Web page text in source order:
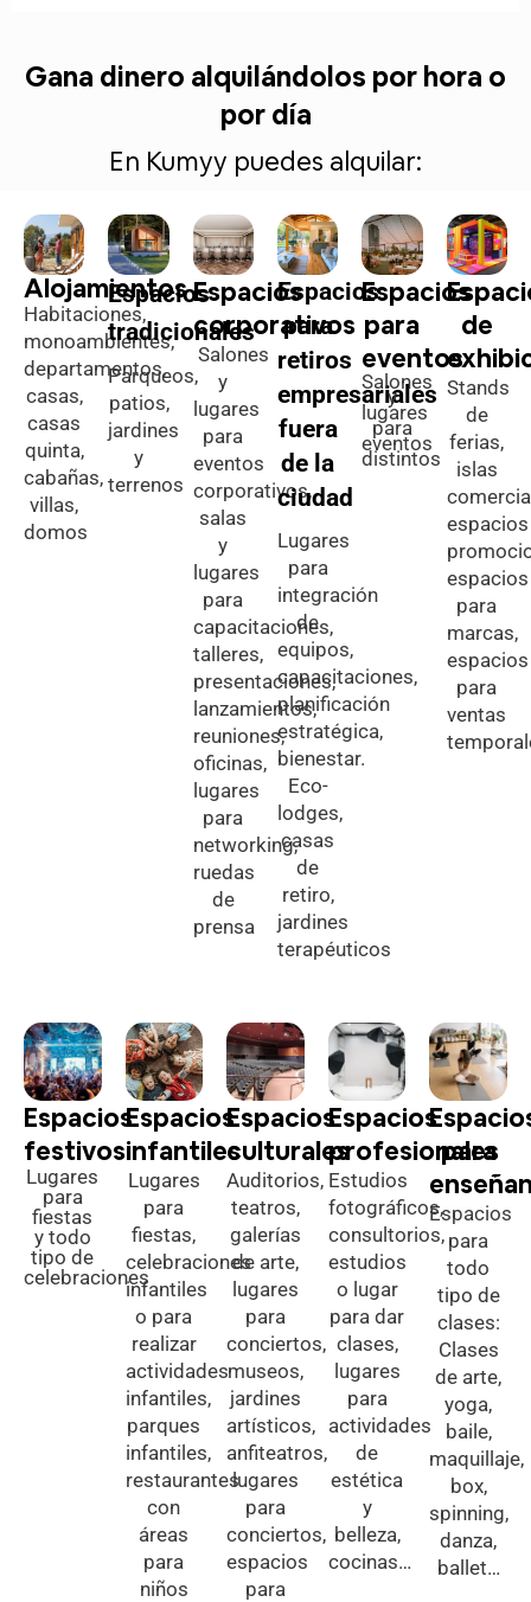
Gana dinero alquilándolos por hora o
por día
En Kumyy puedes alquilar:
Alojamientos
Habitaciones,
monoambientes,
departamentos,
casas,
casas
quinta,
cabañas,
villas,
domos
Espacios
tradicionales
Parqueos,
patios,
jardines
y
terrenos
Espacios
corporativos
Salones
y
lugares
para
eventos
corporativos,
salas
y
lugares
para
capacitaciones,
talleres,
presentaciones,
lanzamientos,
reuniones,
oficinas,
lugares
para
networking,
ruedas
de
prensa
Espacios
para
retiros
empresariales
fuera
de la
ciudad
Lugares
para
integración
de
equipos,
capacitaciones,
planificación
estratégica,
bienestar.
Eco-
lodges,
casas
de
retiro,
jardines
terapéuticos
Espacios
para
eventos
Salones
y
lugares
para
eventos
distintos
de
Stands
de
ferias,
islas
espacios
espacios
para
marcas,
espacios
para
ventas
Espacios
festivos
Lugares
para
fiestas
y todo
tipo de
celebraciones
Espacios
infantiles
Lugares
para
fiestas,
celebraciones
infantiles
o para
realizar
actividades
infantiles,
parques
infantiles,
restaurantes
con
áreas
para
niños
Espacios
culturales
Auditorios,
teatros,
galerías
de arte,
lugares
para
conciertos,
museos,
jardines
artísticos,
anfiteatros,
lugares
para
conciertos,
espacios
para
Espacios
profesionales
Estudios
fotográficos,
consultorios,
estudios
o lugar
para dar
clases,
lugares
para
actividades
de
estética
y
belleza,
cocinas…
para
Espacios
para
todo
tipo de
clases:
Clases
de arte,
yoga,
baile,
maquillaje,
box,
spinning,
danza,
ballet…